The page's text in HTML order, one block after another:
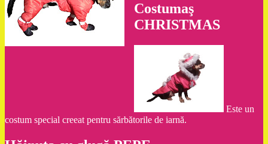
Costumaş
CHRISTMAS
Este un
costum special creeat pentru sărbătorile de iarnă.